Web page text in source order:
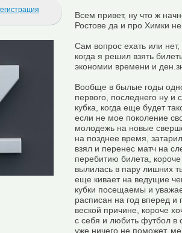
Всем привет, ну что ж
Ростове да и про Химки
Сам вопрос ехать или
когда я решил взять
экономии времени и
Вообще в былые годы
первого, последнего ну и
кубка, когда еще будет
если не мое поколение
молодежь на новые
на позднее время,
взял и перенес матч на
перебитию билета,
вылилась в пару лишних
еще кивает на ведущие
кубки посещаемы и
расписан на год вперед и
веской причине, короче
с себя и любить футбол
уже ничего не поможет,